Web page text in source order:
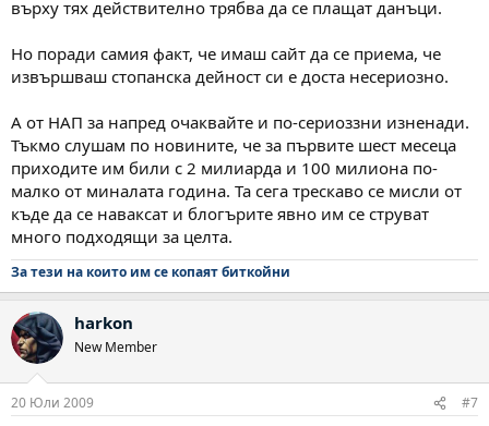
върху тях действително трябва да се плащат данъци.
Но поради самия факт, че имаш сайт да се приема, че
извършваш стопанска дейност си е доста несериозно.
А от НАП за напред очаквайте и по-сериоззни изненади.
Тъкмо слушам по новините, че за първите шест месеца
приходите им били с 2 милиарда и 100 милиона по-
малко от миналата година. Та сега трескаво се мисли от
къде да се наваксат и блогърите явно им се струват
много подходящи за целта.
За тези на които им се копаят биткойни
harkon
New Member
20 Юли 2009 #7